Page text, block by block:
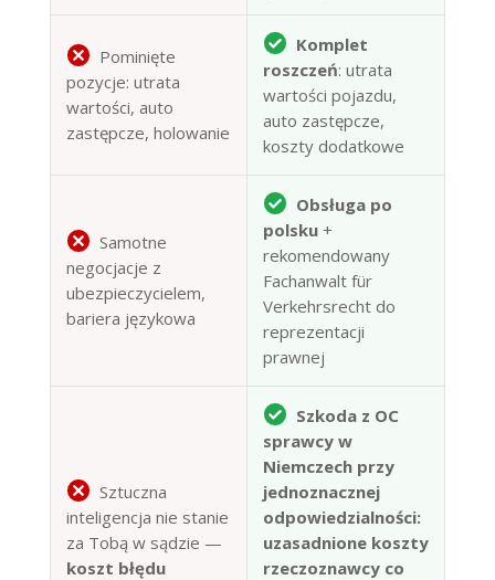
Pominięte
pozycje: utrata
wartości, auto
zastępcze, holowanie
Komplet
roszczeń: utrata
wartości pojazdu,
auto zastępcze,
koszty dodatkowe
Samotne
negocjacje z
ubezpieczycielem,
bariera językowa
Obsługa po
polsku+
rekomendowany
Fachanwalt für
Verkehrsrecht do
reprezentacji
prawnej
Sztuczna
inteligencja nie stanie
za Tobą w sądzie —
koszt błędu
Szkoda z OC
sprawcy w
Niemczech przy
jednoznacznej
odpowiedzialności:
uzasadnione koszty
rzeczoznawcy co